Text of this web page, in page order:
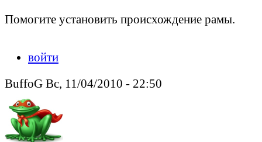
Помогите установить происхождение рамы.
войти
BuffoG Вс, 11/04/2010 - 22:50